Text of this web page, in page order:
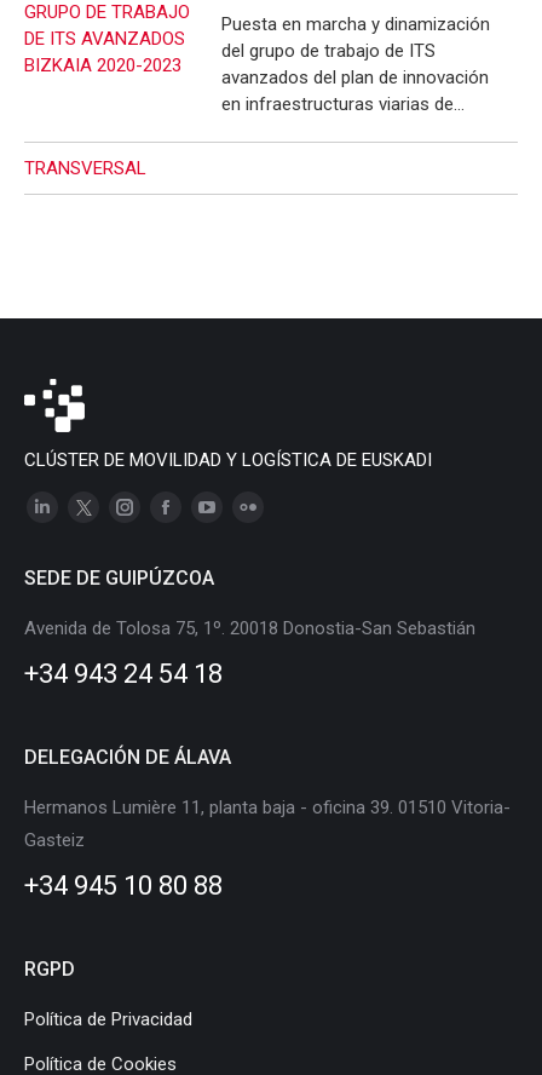
GRUPO DE TRABAJO
DE ITS AVANZADOS
BIZKAIA 2020-2023
Puesta en marcha y dinamización
del grupo de trabajo de ITS
avanzados del plan de innovación
en infraestructuras viarias de…
TRANSVERSAL
CLÚSTER DE MOVILIDAD Y LOGÍSTICA DE EUSKADI
Linkedin
opens
window
X
opens
window
Instagram
opens
in
window
opens
in
window
opens
in
window
in
SEDE DE GUIPÚZCOA
Avenida de Tolosa 75, 1º. 20018 Donostia-San Sebastián
+34 943 24 54 18
DELEGACIÓN DE ÁLAVA
Hermanos Lumière 11, planta baja - oficina 39. 01510 Vitoria-
Gasteiz
+34 945 10 80 88
RGPD
Política de Privacidad
Política de Cookies